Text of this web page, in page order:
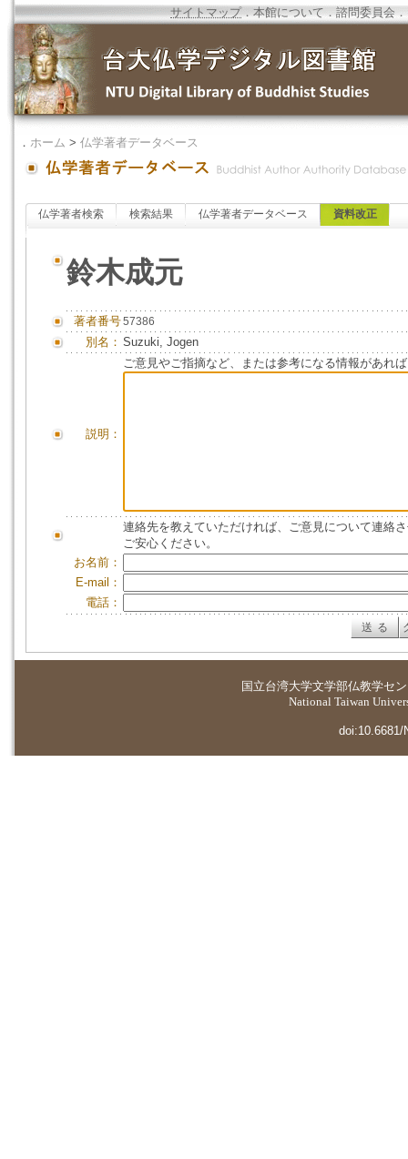
サイトマップ．本館について ．諮問委員会 ．
． ホーム > 仏学著者データベース
仏学著者検索 検索結果 仏学著者データベース 資料改正
鈴木成元
著者番号57386
別名： Suzuki, Jogen
説明：
ご意見やご指摘など、または参考になる情報があれ
連絡先を教えていただければ、ご意見について連絡
ご安心ください。
お名前：
E-mail：
電話：
国立台湾大学文学部仏教学セ
National Taiwan
doi:10.6681/